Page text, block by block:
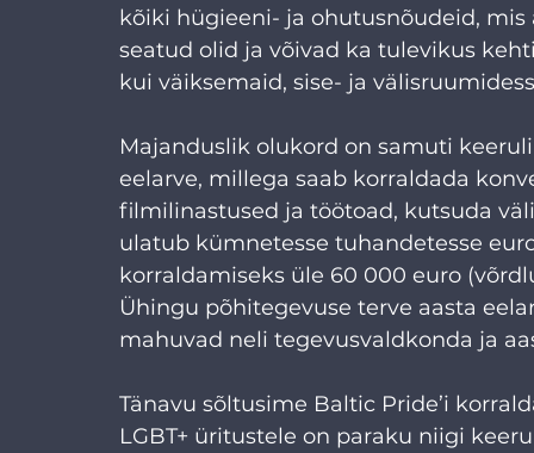
kõiki hügieeni- ja ohutusnõudeid,
seatud olid ja võivad ka tulevikus
kui väiksemaid, sise- ja
Majanduslik olukord on samuti
eelarve, millega saab korraldada
filmilinastused ja töötoad, kutsuda
ulatub kümnetesse tuhandetesse
korraldamiseks üle 60 000 euro
Ühingu põhitegevuse terve aasta
mahuvad neli tegevusvaldkonda ja
Tänavu sõltusime Baltic Pride’i
LGBT+ üritustele on paraku niigi